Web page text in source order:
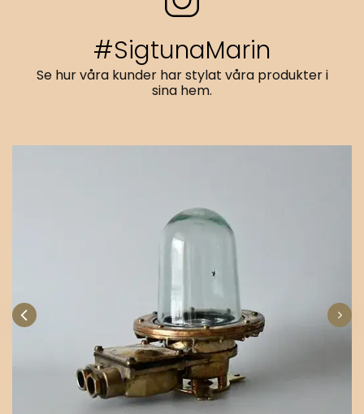
#SigtunaMarin
Se hur våra kunder har stylat våra produkter i
sina hem.